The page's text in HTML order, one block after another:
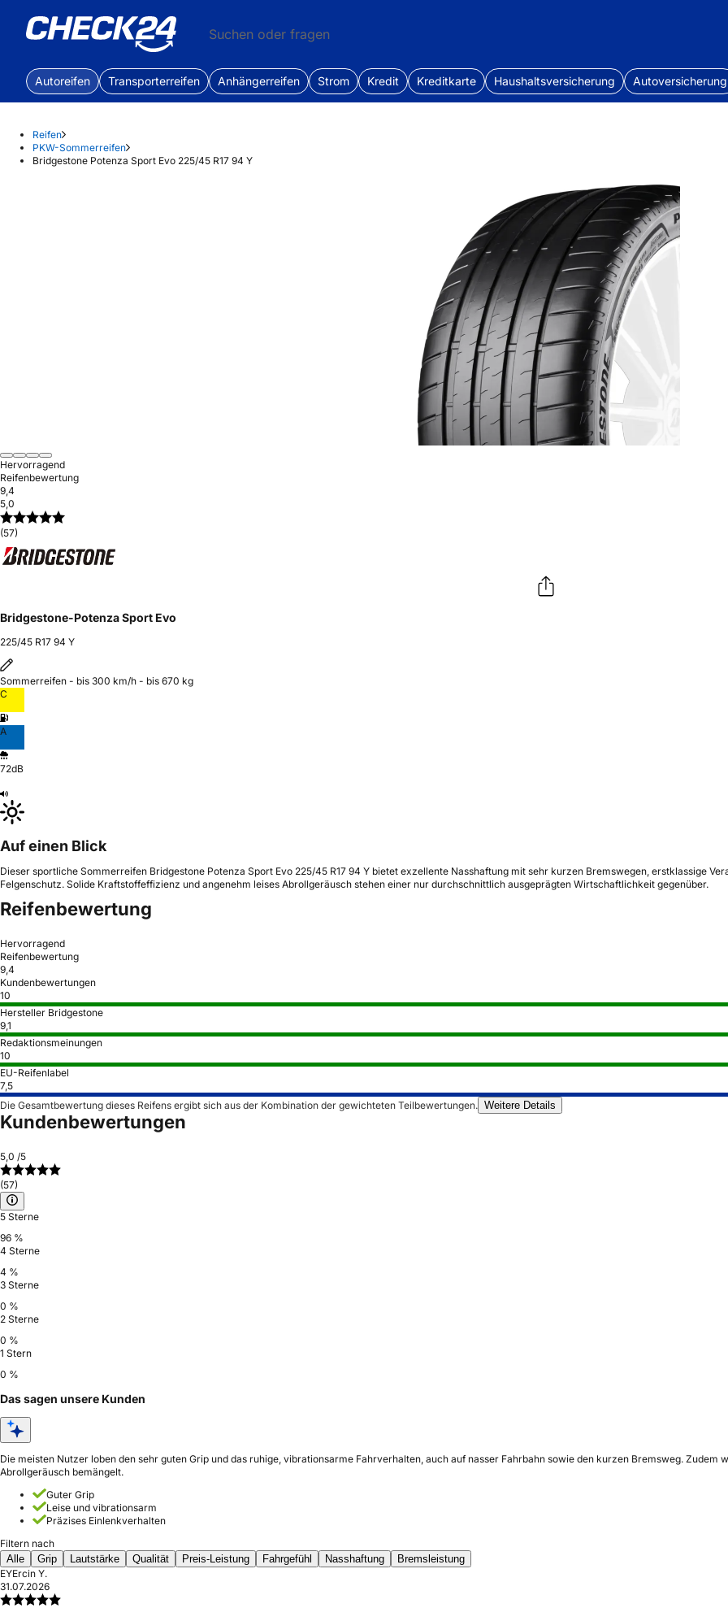
Suchen oder fragen
Autoreifen Transporterreifen Anhängerreifen Strom Kredit Kreditkarte Haushaltsversicherung Autoversicherung
Reifen
PKW-Sommerreifen
Bridgestone Potenza Sport Evo 225/45 R17 94 Y
Hervorragend
Reifenbewertung
9,4
5,0
(57)
Bridgestone-Potenza Sport Evo
225/45 R17 94 Y
Sommerreifen - bis 300 km/h - bis 670 kg
C
A
72dB
Auf einen Blick
Dieser sportliche Sommerreifen Bridgestone Potenza Sport Evo 225/45 R17 94 Y bietet exzellente Nasshaftung mit sehr kurzen Bremswegen, erstklassige
Felgenschutz. Solide Kraftstoffeffizienz und angenehm leises Abrollgeräusch stehen einer nur durchschnittlich ausgeprägten Wirtschaftlichkeit gegenüber.
Reifenbewertung
Hervorragend
Reifenbewertung
9,4
Kundenbewertungen
10
Hersteller Bridgestone
9,1
Redaktionsmeinungen
10
EU-Reifenlabel
7,5
Die Gesamtbewertung dieses Reifens ergibt sich aus der Kombination der gewichteten Teilbewertungen. Weitere Details
Kundenbewertungen
5,0 /5
(57)
5 Sterne
96 %
4 Sterne
4 %
3 Sterne
0 %
2 Sterne
0 %
1 Stern
0 %
Das sagen unsere Kunden
Die meisten Nutzer loben den sehr guten Grip und das ruhige, vibrationsarme Fahrverhalten, auch auf nasser Fahrbahn sowie den kurzen Bremsweg.
Abrollgeräusch bemängelt.
Guter Grip
Leise und vibrationsarm
Präzises Einlenkverhalten
Filtern nach
Alle
Grip Lautstärke Qualität Preis-Leistung Fahrgefühl Nasshaftung
Bremsleistung
EYErcin Y.
31.07.2026